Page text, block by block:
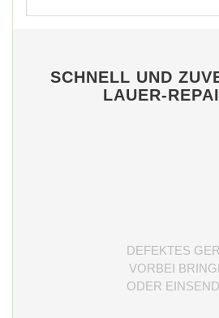
SCHNELL UND
LAUER-
DEFEKTES
VORBEI
ODER